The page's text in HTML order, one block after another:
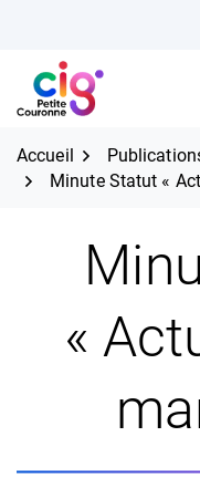
contenu
CIG Petite
Accueil
Minute Statut «
«